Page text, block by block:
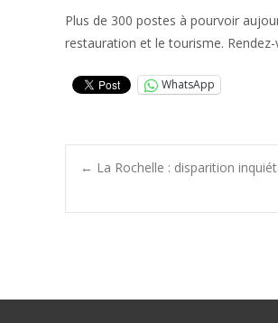
Plus de 300 postes à pourvoir
restauration et le tourisme.
WhatsApp
Post
← La Rochelle : disparition